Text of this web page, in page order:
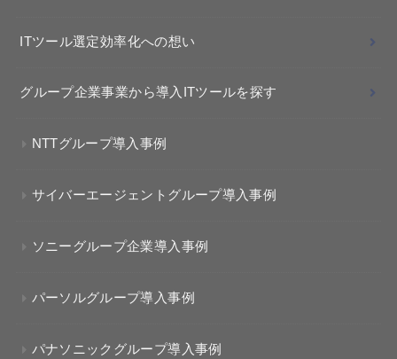
ITツール選定効率化への想い
グループ企業事業から導入ITツールを探す
NTTグループ導入事例
サイバーエージェントグループ導入事例
ソニーグループ企業導入事例
パーソルグループ導入事例
パナソニックグループ導入事例